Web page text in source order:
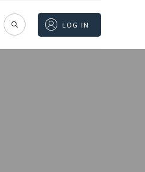
LOG IN